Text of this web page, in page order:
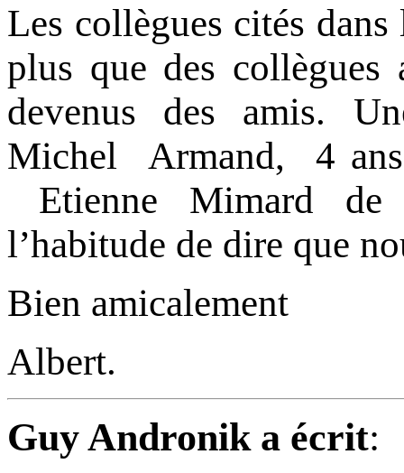
Les collègues cités
plus que des
devenus des amis.
Michel Armand, 4 ans
Etienne Mimard de
l’habitude de dire que
Bien amicalement
Albert.
Guy Andronik a écrit: